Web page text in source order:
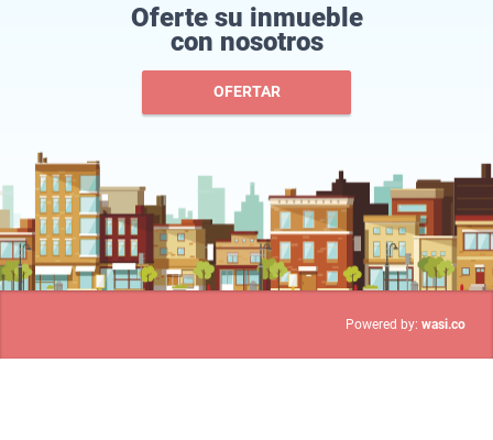
Oferte su inmueble
con nosotros
OFERTAR
Powered by: wasi.co